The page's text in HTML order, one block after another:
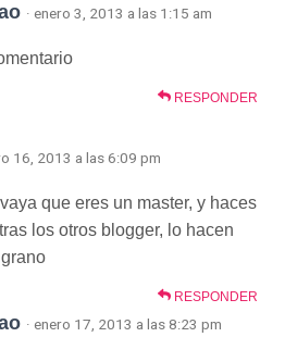
· enero 3, 2013 a las 1:15 am
RESPONDER
16, 2013 a las 6:09 pm
que eres un master, y haces
los otros blogger, lo hacen
RESPONDER
· enero 17, 2013 a las 8:23 pm